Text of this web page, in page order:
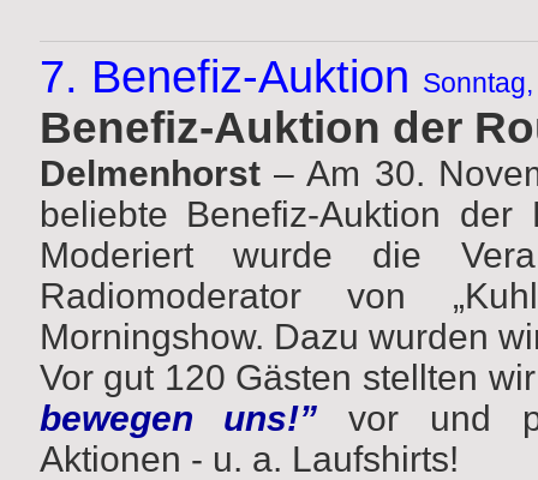
7. Benefiz-Auktion
Benefiz-Auktion der
Delmenhorst– Am 30.
beliebte Benefiz-Auktion
Moderiert wurde die
Radiomoderator von
Morningshow. Dazu wurden
Vor gut 120 Gästen stellten
bewegen uns!”vor und
Aktionen - u. a. Laufshirts!